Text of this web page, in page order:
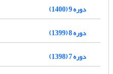
دوره 9 (1400)
دوره 8 (1399)
دوره 7 (1398)